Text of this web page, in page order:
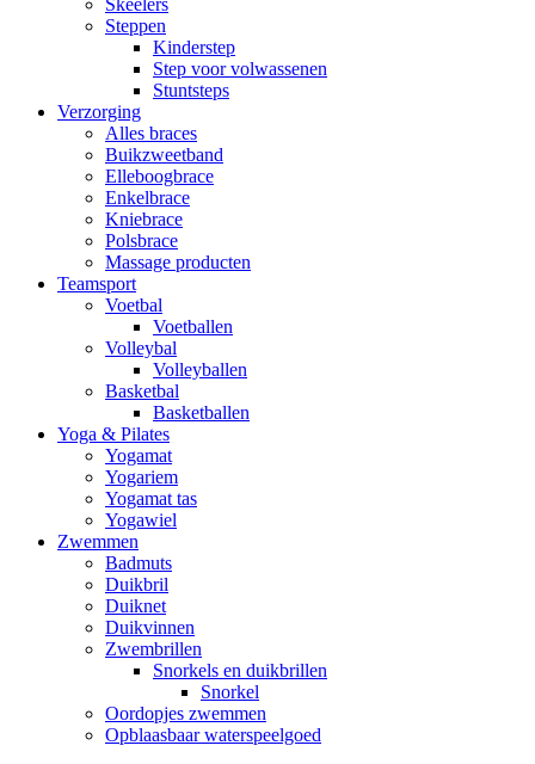
Skeelers
Steppen
Kinderstep
Step voor volwassenen
Stuntsteps
Verzorging
Alles braces
Buikzweetband
Elleboogbrace
Enkelbrace
Kniebrace
Polsbrace
Massage producten
Teamsport
Voetbal
Voetballen
Volleybal
Volleyballen
Basketbal
Basketballen
Yoga & Pilates
Yogamat
Yogariem
Yogamat tas
Yogawiel
Zwemmen
Badmuts
Duikbril
Duiknet
Duikvinnen
Zwembrillen
Snorkels en duikbrillen
Snorkel
Oordopjes zwemmen
Opblaasbaar waterspeelgoed